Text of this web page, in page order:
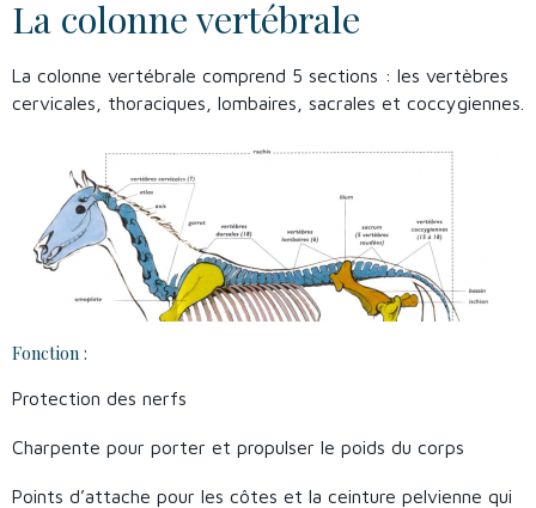
La colonne vertébrale
La colonne vertébrale comprend 5 sections : les vertèbres
cervicales, thoraciques, lombaires, sacrales et coccygiennes.
Fonction :
Protection des nerfs
Charpente pour porter et propulser le poids du corps
Points d’attache pour les côtes et la ceinture pelvienne qui